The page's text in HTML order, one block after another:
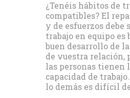
¿Tenéis hábitos de
compatibles? El
y de esfuerzos debe
trabajo en equipo es
buen desarrollo de
de vuestra relación,
las personas tienen
capacidad de
lo demás es difícil